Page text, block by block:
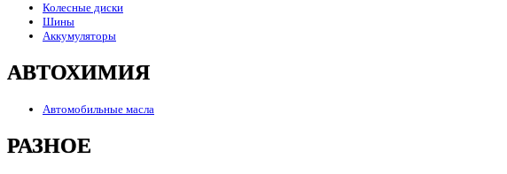
Колесные диски
Шины
Аккумуляторы
АВТОХИМИЯ
Автомобильные масла
РАЗНОЕ